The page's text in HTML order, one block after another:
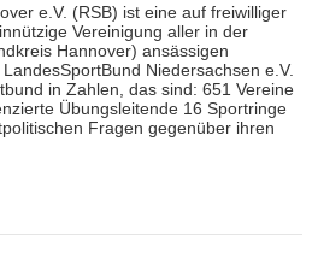
e.V. (RSB) ist eine auf freiwilliger
Vereinigung aller in der
Hannover) ansässigen
Niedersachsen e.V.
in Zahlen, das sind: 651 Vereine
Übungsleitende 16 Sportringe
Fragen gegenüber ihren